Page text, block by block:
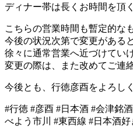
ディナー帯は長くお時間を頂
こちらの営業時間も暫定的な
今後の状況次第で変更がある
徐々に通常営業へ近づけてい
変更の際は、また改めてご連
今後とも、行徳彦酉をよろし
#行徳 #彦酉 #日本酒 #会津銘
べよう市川 #東西線 #日本酒